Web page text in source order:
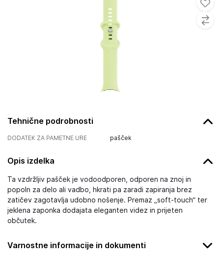
Tehnične podrobnosti
DODATEK ZA PAMETNE URE pašček
Opis izdelka
Ta vzdržljiv pašček je vodoodporen, odporen na znoj in
popoln za delo ali vadbo, hkrati pa zaradi zapiranja brez
zatičev zagotavlja udobno nošenje. Premaz „soft-touch“ ter
jeklena zaponka dodajata eleganten videz in prijeten
občutek.
Varnostne informacije in dokumenti